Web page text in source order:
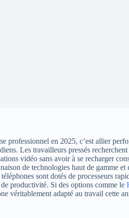
professionnel en 2025, c’est allier
Les travailleurs pressés
vidéo sans avoir à se recharger
de technologies haut de gamme
sont dotés de processeurs
productivité. Si des options comme le
véritablement adapté au travail cette